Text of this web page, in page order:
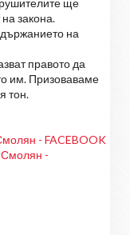
закона.
на
правото да
им. Призоваваме
тон.
- FACEBOOK
-